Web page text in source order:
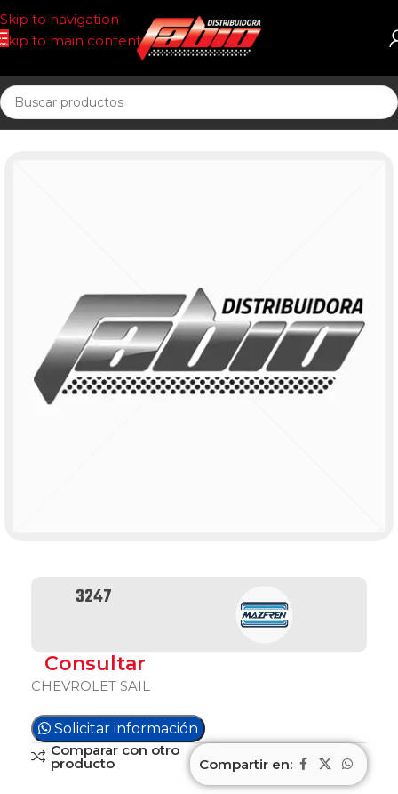
Skip to navigation
Skip to main content
Inicio PASTILLAS DE FRENO
3247
Consultar
CHEVROLET SAIL
Solicitar información
Comparar con otro
producto Compartir en: